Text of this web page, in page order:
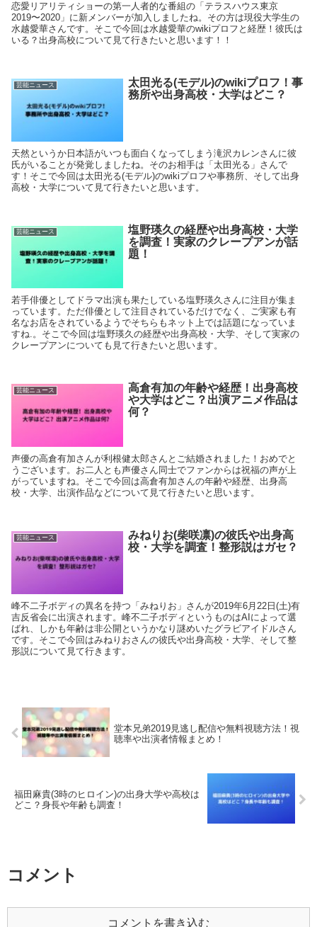
恋愛リアリティショーの第一人者的な番組の「テラスハウス東京
2019〜2020」に新メンバーが加入しましたね。その方は現役大学生の
水越愛華さんです。そこで今回は水越愛華のwikiプロフと経歴！彼氏は
いる？出身高校について見て行きたいと思います！！
芸能ニュース
太田光る(モデル)のwikiプロフ！事
務所や出身高校・大学はどこ？
天然というか日本語がいつも面白くなってしまう滝沢カレンさんに彼
氏がいることが発覚しましたね。そのお相手は「太田光る」さんで
す！そこで今回は太田光る(モデル)のwikiプロフや事務所、そして出身
高校・大学について見て行きたいと思います。
芸能ニュース
塩野瑛久の経歴や出身高校・大学
を調査！実家のクレープアンが話
題！
若手俳優としてドラマ出演も果たしている塩野瑛久さんに注目が集ま
っています。ただ俳優として注目されているだけでなく、ご実家も有
名なお店をされているようでそちらもネット上では話題になっていま
すね.。そこで今回は塩野瑛久の経歴や出身高校・大学、そして実家の
クレープアンについても見て行きたいと思います。
芸能ニュース
高倉有加の年齢や経歴！出身高校
や大学はどこ？出演アニメ作品は
何？
声優の高倉有加さんが利根健太郎さんとご結婚されました！おめでと
うございます。お二人とも声優さん同士でファンからは祝福の声が上
がっていますね。そこで今回は高倉有加さんの年齢や経歴、出身高
校・大学、出演作品などについて見て行きたいと思います。
芸能ニュース
みねりお(柴咲凛)の彼氏や出身高
校・大学を調査！整形説はガセ？
峰不二子ボディの異名を持つ「みねりお」さんが2019年6月22日(土)有
吉反省会に出演されます。峰不二子ボディというものはAIによって選
ばれ、しかも年齢は非公開というかなり謎めいたグラビアイドルさん
です。そこで今回はみねりおさんの彼氏や出身高校・大学、そして整
形説について見て行きます。
堂本兄弟2019見逃し配信や無料視聴方法！視
聴率や出演者情報まとめ！
福田麻貴(3時のヒロイン)の出身大学や高校は
どこ？身長や年齢も調査！
コメント
コメントを書き込む